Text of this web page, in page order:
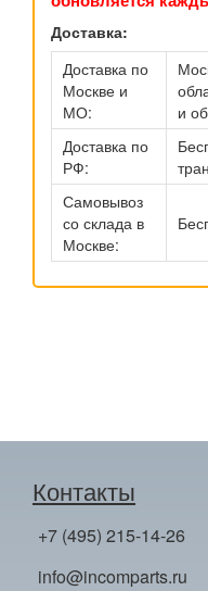
Доставка:
Доставка по
Москве и
МО:
и
Доставка по
РФ:
Самовывоз
со склада в
Москве:
Контакты
+7 (495) 215-14-26
info@incomparts.ru